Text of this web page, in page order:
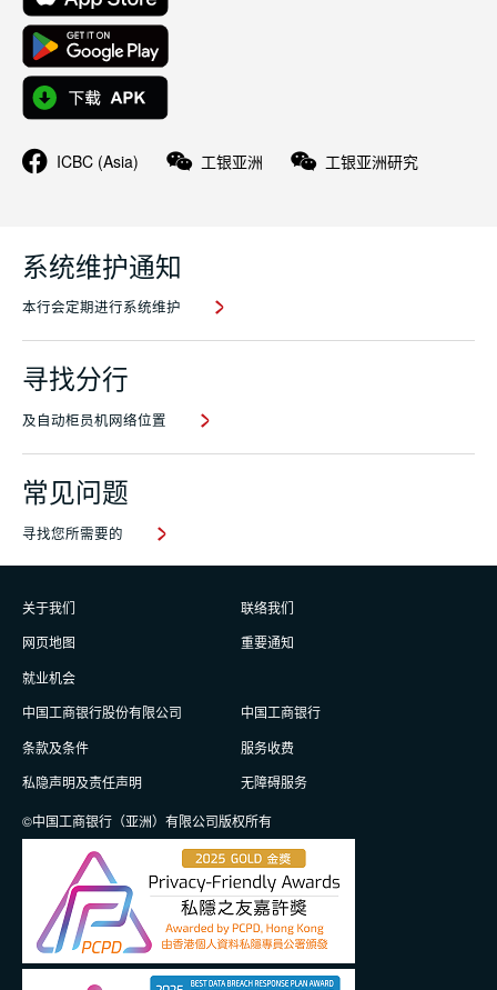
ICBC (Asia) 工银亚洲 工银亚洲研究
系统维护通知
本行会定期进行系统维护
寻找分行
及自动柜员机网络位置
常见问题
寻找您所需要的
关于我们
联络我们
网页地图
重要通知
就业机会
中国工商银行股份有限公司
中国工商银行
条款及条件
服务收费
私隐声明及责任声明
无障碍服务
©中国工商银行（亚洲）有限公司版权所有